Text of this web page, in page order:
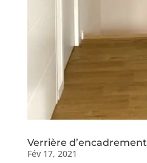
Verrière d’encadrement
Fév 17, 2021